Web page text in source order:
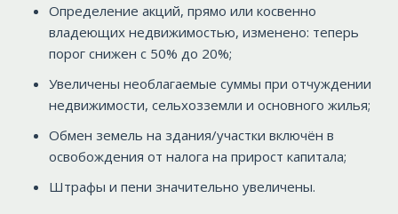
Определение акций, прямо или косвенно
владеющих недвижимостью, изменено: теперь
порог снижен с 50% до 20%;
Увеличены необлагаемые суммы при отчуждении
недвижимости, сельхозземли и основного жилья;
Обмен земель на здания/участки включён в
освобождения от налога на прирост капитала;
Штрафы и пени значительно увеличены.